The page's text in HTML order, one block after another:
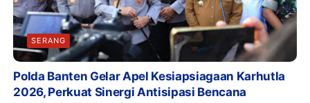
SERANG
Polda Banten Gelar Apel Kesiapsiagaan Karhutla
2026, Perkuat Sinergi Antisipasi Bencana